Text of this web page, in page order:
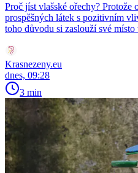
Proč jíst vlašské ořechy? Protože
prospěšných látek s pozitivním
toho důvodu si zaslouží své
Krasnezeny.eu
dnes, 09:28
3 min